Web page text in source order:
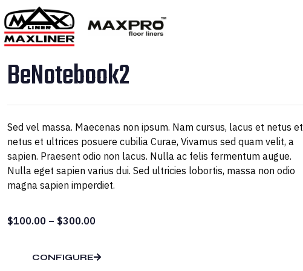
BeNotebook2
Sed vel massa. Maecenas non ipsum. Nam cursus, lacus et netus et
netus et ultrices posuere cubilia Curae, Vivamus sed quam velit, a
sapien. Praesent odio non lacus. Nulla ac felis fermentum augue.
Nulla eget sapien varius dui. Sed ultricies lobortis, massa non odio
magna sapien imperdiet.
$100.00 – $300.00Price
through
CONFIGURE